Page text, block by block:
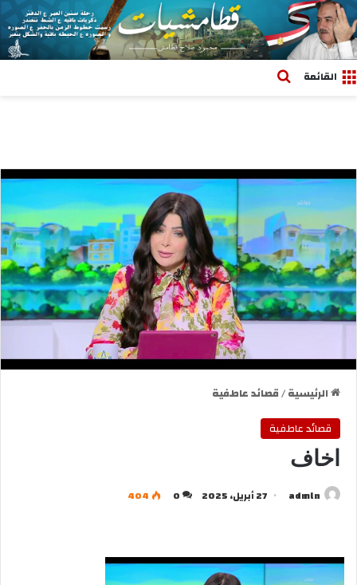
القائمة
الرئيسية/قصائد عاطفية
قصائد عاطفية
اخاف
admln 27 أبريل، 2025 0
404